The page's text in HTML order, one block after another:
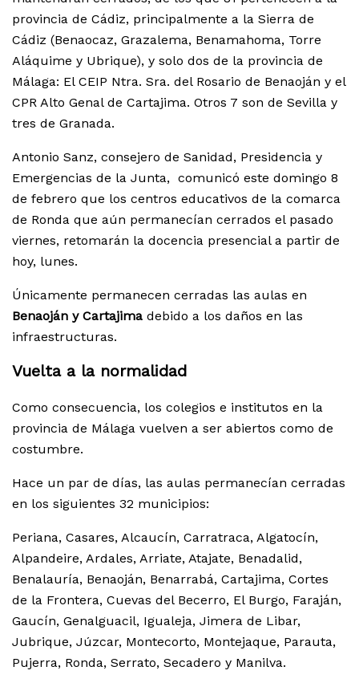
provincia de Cádiz, principalmente a la Sierra de
Cádiz (Benaocaz, Grazalema, Benamahoma, Torre
Aláquime y Ubrique), y solo dos de la provincia de
Málaga: El CEIP Ntra. Sra. del Rosario de Benaoján y el
CPR Alto Genal de Cartajima. Otros 7 son de Sevilla y
tres de Granada.
Antonio Sanz, consejero de Sanidad, Presidencia y
Emergencias de la Junta, comunicó este domingo 8
de febrero que los centros educativos de la comarca
de Ronda que aún permanecían cerrados el pasado
viernes, retomarán la docencia presencial a partir de
hoy, lunes.
Únicamente permanecen cerradas las aulas en
Benaoján y Cartajima debido a los daños en las
infraestructuras.
Vuelta a la normalidad
Como consecuencia, los colegios e institutos en la
provincia de Málaga vuelven a ser abiertos como de
costumbre.
Hace un par de días, las aulas permanecían cerradas
en los siguientes 32 municipios:
Periana, Casares, Alcaucín, Carratraca, Algatocín,
Alpandeire, Ardales, Arriate, Atajate, Benadalid,
Benalauría, Benaoján, Benarrabá, Cartajima, Cortes
de la Frontera, Cuevas del Becerro, El Burgo, Faraján,
Gaucín, Genalguacil, Igualeja, Jimera de Libar,
Jubrique, Júzcar, Montecorto, Montejaque, Parauta,
Pujerra, Ronda, Serrato, Secadero y Manilva.